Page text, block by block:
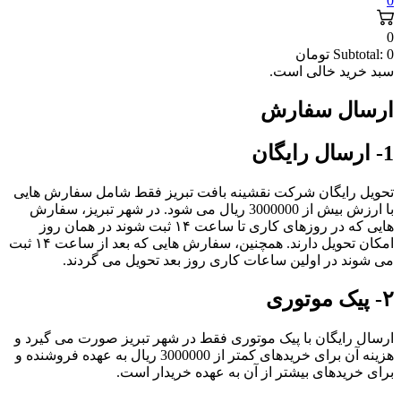
0
Subtotal: 0
تومان
سبد خرید خالی است.
ارسال سفارش
1- ارسال رایگان
تحویل رایگان شرکت نقشینه بافت تبریز فقط شامل سفارش هایی
با ارزش بیش از 3000000 ریال می شود. در شهر تبریز، سفارش
هایی که در روزهای کاری تا ساعت ۱۴ ثبت شوند در همان روز
امکان تحویل دارند. همچنین، سفارش هایی که بعد از ساعت ۱۴ ثبت
می شوند در اولین ساعات کاری روز بعد تحویل می گردند.
۲- پیک موتوری
ارسال رایگان با پیک موتوری فقط در شهر تبریز صورت می گیرد و
هزینه آن برای خریدهای کمتر از 3000000 ریال به عهده فروشنده و
برای خریدهای بیشتر از آن به عهده خریدار است.